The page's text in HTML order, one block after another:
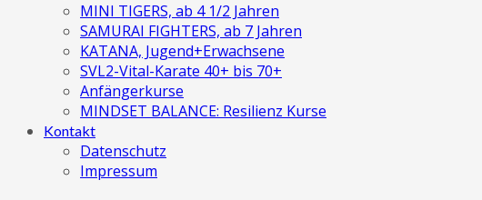
MINI TIGERS, ab 4 1/2 Jahren
SAMURAI FIGHTERS, ab 7 Jahren
KATANA, Jugend+Erwachsene
SVL2-Vital-Karate 40+ bis 70+
Anfängerkurse
MINDSET BALANCE: Resilienz Kurse
Kontakt
Datenschutz
Impressum